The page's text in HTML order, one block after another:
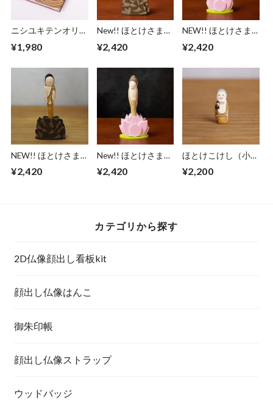
ニシユキテンオリジ
天 - 茶色 )
¥1,980
New!! ほとけさまボ
-
¥2,420
NEW!! ほとけさま
薩 -
¥2,420
NEW!! ほとけさま
-
¥2,420
New!! ほとけさまボ
来 -
¥2,420
ほとけこけし（小）
¥2,200
カテゴリから探す
2D仏像顔出し看板kit
顔出し仏像はんこ
御朱印帳
顔出し仏像ストラップ
ウッドバッジ